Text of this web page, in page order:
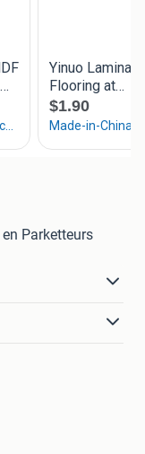
Parketteurs